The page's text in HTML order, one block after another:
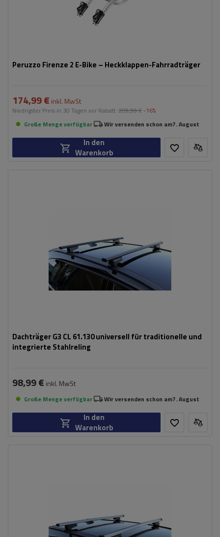
Peruzzo Firenze 2 E-Bike – Heckklappen-Fahrradträger
174,99 € inkl. MwSt
Niedrigster Preis in 30 Tagen vor Rabatt: 209,99 € -16%
Große Menge verfügbar
Wir versenden schon am7. August
In den
Warenkorb
Dachträger G3 CL 61.130 universell für traditionelle und
integrierte Stahlreling
98,99 € inkl. MwSt
Große Menge verfügbar Wir versenden schon am7. August
In den
Warenkorb